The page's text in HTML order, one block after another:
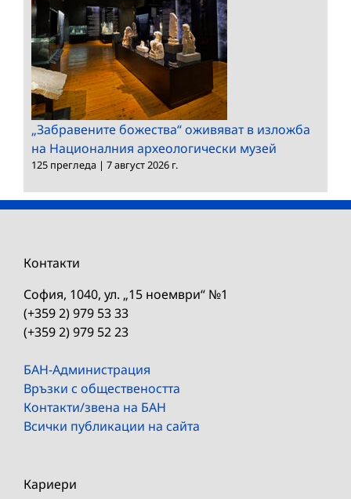
„Забравените божества“ оживяват в изложба
на Националния археологически музей
125 прегледа | 7 август 2026 г.
Контакти
София, 1040, ул. „15 ноември“ №1
(+359 2) 979 53 33
(+359 2) 979 52 23
БАН-Администрация
Връзки с обществеността
Контакти/звена на БАН
Всички публикации на сайта
Кариери